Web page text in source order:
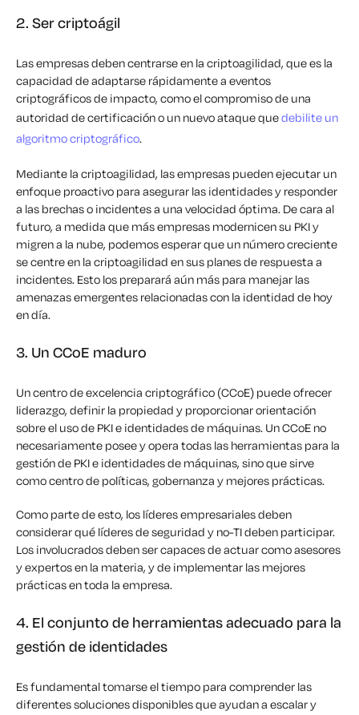
2. Ser criptoágil
Las empresas deben centrarse en la criptoagilidad, que es la
capacidad de adaptarse rápidamente a eventos
criptográficos de impacto, como el compromiso de una
autoridad de certificación o un nuevo ataque quedebilite un
algoritmo criptográfico.
Mediante la criptoagilidad, las empresas pueden ejecutar un
enfoque proactivo para asegurar las identidades y responder
a las brechas o incidentes a una velocidad óptima. De cara al
futuro, a medida que más empresas modernicen su PKI y
migren a la nube, podemos esperar que un número creciente
se centre en la criptoagilidad en sus planes de respuesta a
incidentes. Esto los preparará aún más para manejar las
amenazas emergentes relacionadas con la identidad de hoy
en día.
3. Un CCoE maduro
Un centro de excelencia criptográfico (CCoE) puede ofrecer
liderazgo, definir la propiedad y proporcionar orientación
sobre el uso de PKI e identidades de máquinas. Un CCoE no
necesariamente posee y opera todas las herramientas para la
gestión de PKI e identidades de máquinas, sino que sirve
como centro de políticas, gobernanza y mejores prácticas.
Como parte de esto, los líderes empresariales deben
considerar qué líderes de seguridad y no-TI deben participar.
Los involucrados deben ser capaces de actuar como asesores
y expertos en la materia, y de implementar las mejores
prácticas en toda la empresa.
4. El conjunto de herramientas adecuado para la
gestión de identidades
Es fundamental tomarse el tiempo para comprender las
diferentes soluciones disponibles que ayudan a escalar y